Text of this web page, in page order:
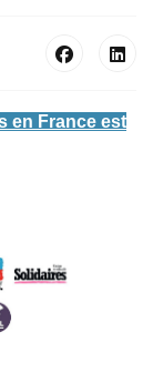
en France est